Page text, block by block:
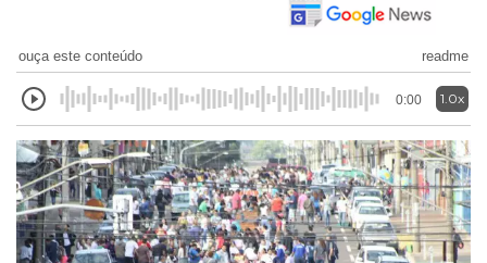
ouça este conteúdo readme
0:00 1.0x